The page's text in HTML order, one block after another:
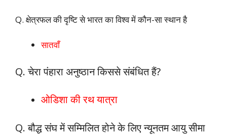
Q. क्षेत्रफल की दृष्टि से भारत का विश्व में कौन-सा स्थान है
सातवाँ
Q. चेरा पंहारा अनुष्ठान किससे संबंधित हैं?
ओडिशा की रथ यात्रा
Q. बौद्ध संघ में सम्मिलित होने के लिए न्यूनतम आयु सीमा